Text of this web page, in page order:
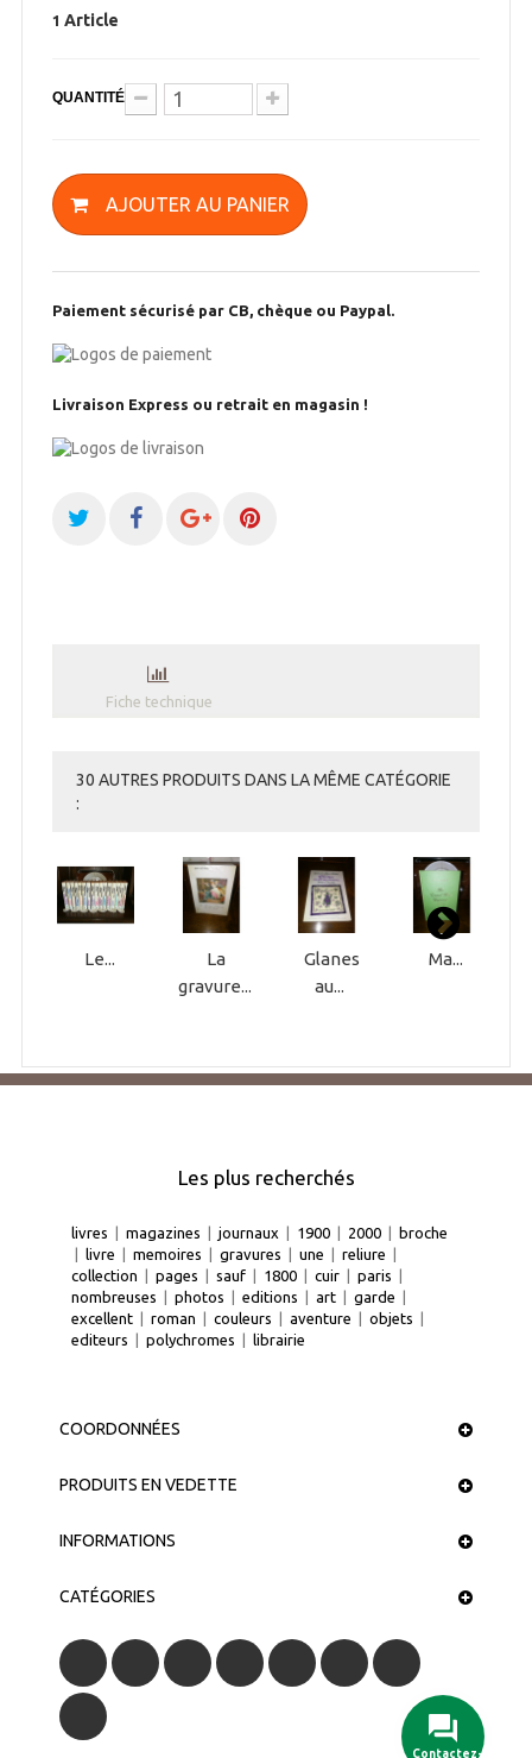
1 Article
QUANTITÉ
AJOUTER AU PANIER
Paiement sécurisé par CB, chèque ou Paypal.
Livraison Express ou retrait en magasin !
Fiche technique
30 AUTRES PRODUITS DANS LA MÊME CATÉGORIE
:
Le...
La
gravure...
Glanes
au...
Ma...
Les plus recherchés
livres | magazines | journaux | 1900 | 2000 | broche
| livre | memoires | gravures | une | reliure |
collection | pages | sauf | 1800 | cuir | paris |
nombreuses | photos | editions | art | garde |
excellent | roman | couleurs | aventure | objets |
editeurs | polychromes | librairie
COORDONNÉES
PRODUITS EN VEDETTE
INFORMATIONS
CATÉGORIES
Contactez-